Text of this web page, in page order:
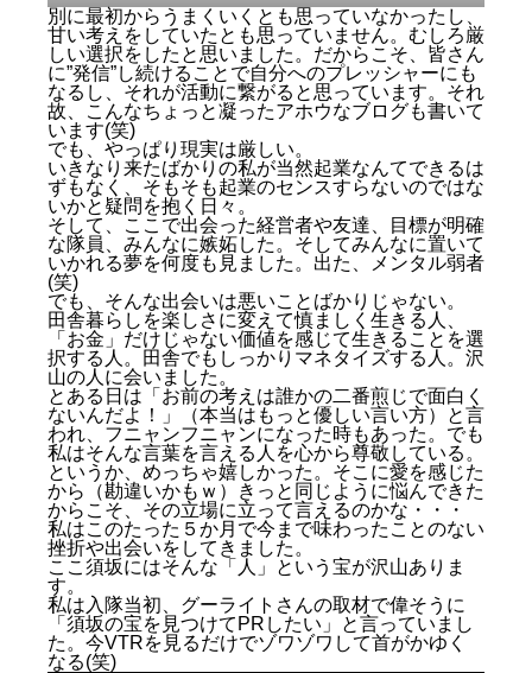
別に最初からうまくいくとも思っていなかったし、
甘い考えをしていたとも思っていません。むしろ厳
しい選択をしたと思いました。だからこそ、皆さん
に”発信”し続けることで自分へのプレッシャーにも
なるし、それが活動に繋がると思っています。それ
故、こんなちょっと凝ったアホウなブログも書いて
います(笑)
でも、やっぱり現実は厳しい。
いきなり来たばかりの私が当然起業なんてできるは
ずもなく、そもそも起業のセンスすらないのではな
いかと疑問を抱く日々。
そして、ここで出会った経営者や友達、目標が明確
な隊員、みんなに嫉妬した。そしてみんなに置いて
いかれる夢を何度も見ました。出た、メンタル弱者
(笑)
でも、そんな出会いは悪いことばかりじゃない。
田舎暮らしを楽しさに変えて慎ましく生きる人、
「お金」だけじゃない価値を感じて生きることを選
択する人。田舎でもしっかりマネタイズする人。沢
山の人に会いました。
とある日は「お前の考えは誰かの二番煎じで面白く
ないんだよ！」（本当はもっと優しい言い方）と言
われ、フニャンフニャンになった時もあった。でも
私はそんな言葉を言える人を心から尊敬している。
というか、めっちゃ嬉しかった。そこに愛を感じた
から（勘違いかもｗ）きっと同じように悩んできた
からこそ、その立場に立って言えるのかな・・・
私はこのたった５か月で今まで味わったことのない
挫折や出会いをしてきました。
ここ須坂にはそんな「人」という宝が沢山ありま
す。
私は入隊当初、グーライトさんの取材で偉そうに
「須坂の宝を見つけてPRしたい」と言っていまし
た。今VTRを見るだけでゾワゾワして首がかゆく
なる(笑)
2人のAnother Twilight 探しに行こうよ